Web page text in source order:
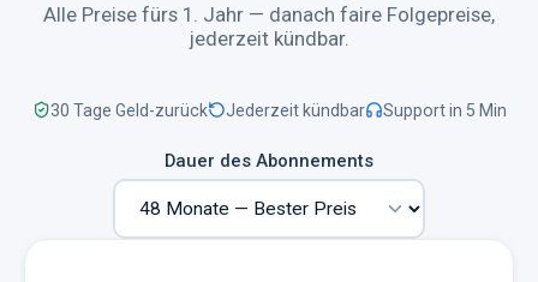
Alle Preise fürs 1. Jahr — danach faire Folgepreise,
jederzeit kündbar.
30 Tage Geld-zurück Jederzeit kündbar Support in 5 Min
Dauer des Abonnements